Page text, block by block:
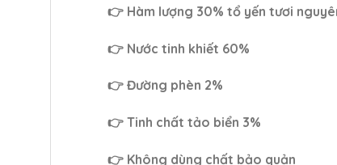
👉 Hàm lượng 30% tổ yến tươi
👉 Nước tinh khiết 60%
👉 Đường phèn 2%
👉 Tinh chất tảo biển 3%
👉 Không dùng chất bảo quản